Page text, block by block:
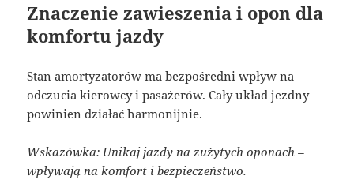
Znaczenie zawieszenia i opon dla
komfortu jazdy
Stan amortyzatorów ma bezpośredni wpływ na
odczucia kierowcy i pasażerów. Cały układ jezdny
powinien działać harmonijnie.
Wskazówka: Unikaj jazdy na zużytych oponach –
wpływają na komfort i bezpieczeństwo.